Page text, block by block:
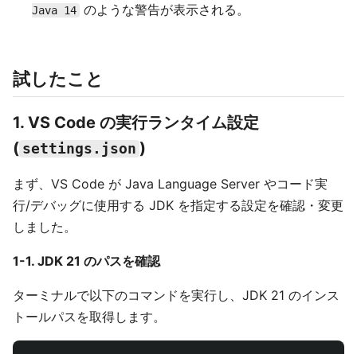
Java 14 のような警告が表示される。
試したこと
1. VS Code の実行ランタイム設定
( settings.json )
まず、VS Code が Java Language Server やコード実
行/デバッグに使用する JDK を指定する設定を確認・変更
しました。
1-1. JDK 21 のパスを確認
ターミナルで以下のコマンドを実行し、JDK 21 のインス
トールパスを取得します。